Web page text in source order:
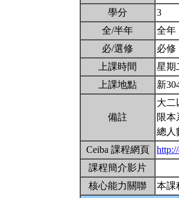
學分
3
全/半年
全年
必/選修
必修
上課時間
星期
上課地點
新
備註
大二
限本
總人
Ceiba 課程網頁
課程簡介影片
核心能力關聯
本課